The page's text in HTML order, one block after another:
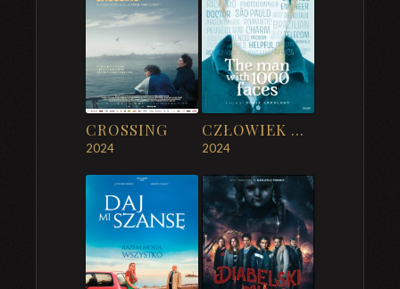
CROSSING
2024
CZŁOWIEK O TYSIĄCU TWARZY
2024